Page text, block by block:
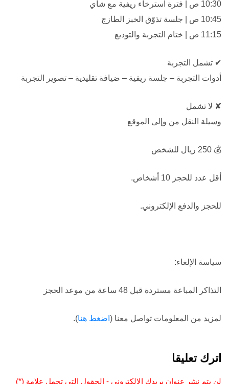
10:30 ص | فترة استرخاء ريفية مع شاي
10:45 ص | جلسة تذوّق الخبز الطازج
11:15 ص | ختام التجربة والتوديع
✔ تشمل التجربة
أدوات التجربة – جلسة ريفية – ضيافة تقليدية – تصوير التجربة
✘ لا تشمل
وسيلة النقل من وإلى الموقع
💰 250 ريال للشخص
أقل عدد للحجز 10 أشخاص.
للحجز والدفع الإلكتروني.
سياسة الإلغاء:
التذاكر المباعة مستردة قبل 48 ساعة من موعد الحجز
لمزيد من المعلومات تواصل معنا ( اضغط هنا).
اترك تعليقا
لن يتم نشر عنوان بريدك الإلكتروني - الحقول التي تحمل علامة (*)